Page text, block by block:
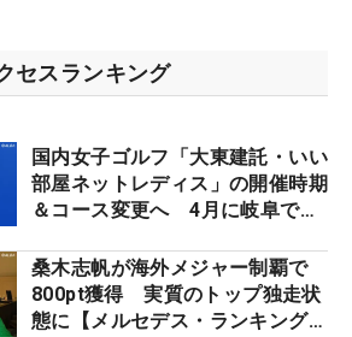
セスランキング
国内女子ゴルフ「大東建託・いい
部屋ネットレディス」の開催時期
＆コース変更へ 4月に岐阜で開
桑木志帆が海外メジャー制覇で
800pt獲得 実質のトップ独走状
態に【メルセデス・ランキング番